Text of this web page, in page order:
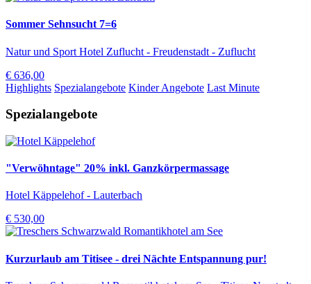
Sommer Sehnsucht 7=6
Natur und Sport Hotel Zuflucht - Freudenstadt - Zuflucht
€ 636,00
Highlights Spezialangebote Kinder Angebote Last Minute
Spezialangebote
"Verwöhntage" 20% inkl. Ganzkörpermassage
Hotel Käppelehof - Lauterbach
€ 530,00
Kurzurlaub am Titisee - drei Nächte Entspannung pur!